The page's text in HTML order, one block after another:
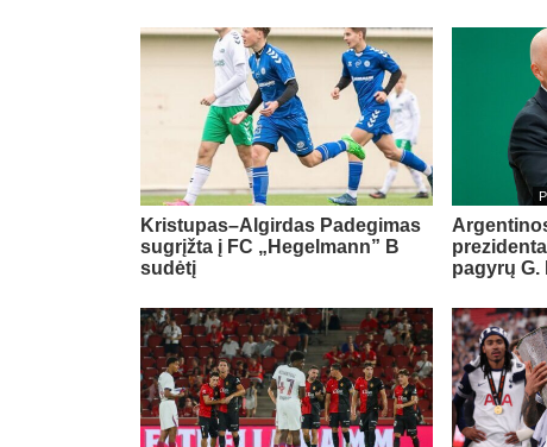
Kristupas–Algirdas Padegimas
sugrįžta į FC „Hegelmann” B
sudėtį
pagyrų